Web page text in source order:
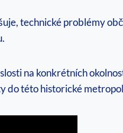
technické problémy
na konkrétních
do této historické